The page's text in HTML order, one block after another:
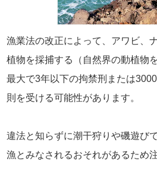
漁業法の改正によって、アワビ、
植物を採捕する（自然界の動植物
最大で3年以下の拘禁刑または
則を受ける可能性があります。
違法と知らずに潮干狩りや磯遊び
漁とみなされるおそれがあるため